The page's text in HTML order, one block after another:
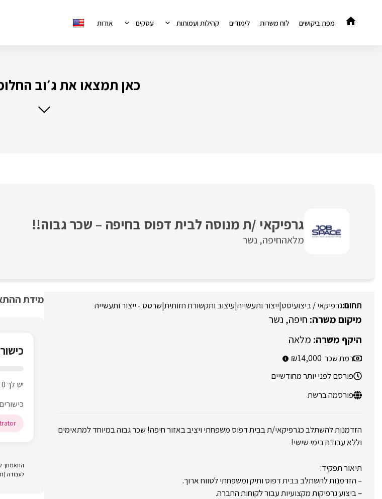
מפת ביקושים לוח משרות לימודים קהילות ועמותות עסקים אודות
כאן תמצאו את ג׳וב
גרפיקאי /ת מנוסה לבית דפוס בחיפה – שכר גבוה!!
מלאהחיפה נשר
גרפיקאי / ביצועיסט|ייצור ותעשייה|עיצוב ותקשורת חזותית|שרטט - ייצור ותעשייה
חיפה נשר
מלאה
רמת שכר 14,000
פורסם לפני יותר מחודשיים
פורסמה ברשת
הזדמנות להשתלב כגרפיקאי/ת בבית דפוס משפחתי ויציב באזור חיפה! שכר גבוה במיוחד למתאימים
וללא עבודה בימי שישי!
תיאור תפקיד:
– הזדמנות להשתלב בבית דפוס ותיק ומשפחתי לטווח ארוך.
– ביצוע גרפיקות מקצועיות עבור לקוחות החברה.
מידת
יש לך 0 מתוך 4 הכישורים הנדרשים
התאמתך
לעבודה